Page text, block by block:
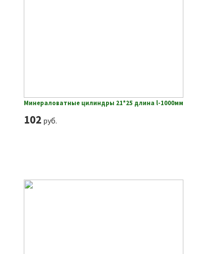
Минераловатные цилиндры 21*25 длина l-1000мм
102 руб.